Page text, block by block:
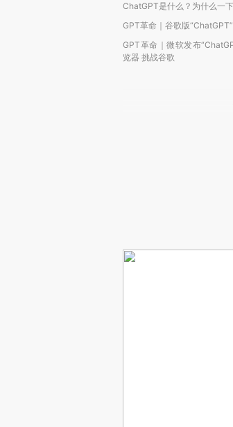
ChatGPT是什么？为什么一
GPT革命｜谷歌版
GPT革命｜微软发布
览器 挑战谷歌